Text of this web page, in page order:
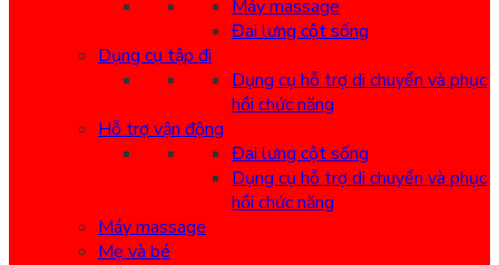
Máy massage
Đai lưng cột sống
Dụng cụ tập đi
Dụng cụ hỗ trợ di chuyển và phục
hồi chức năng
Hỗ trợ vận động
Đai lưng cột sống
Dụng cụ hỗ trợ di chuyển và phục
hồi chức năng
Máy massage
Mẹ và bé